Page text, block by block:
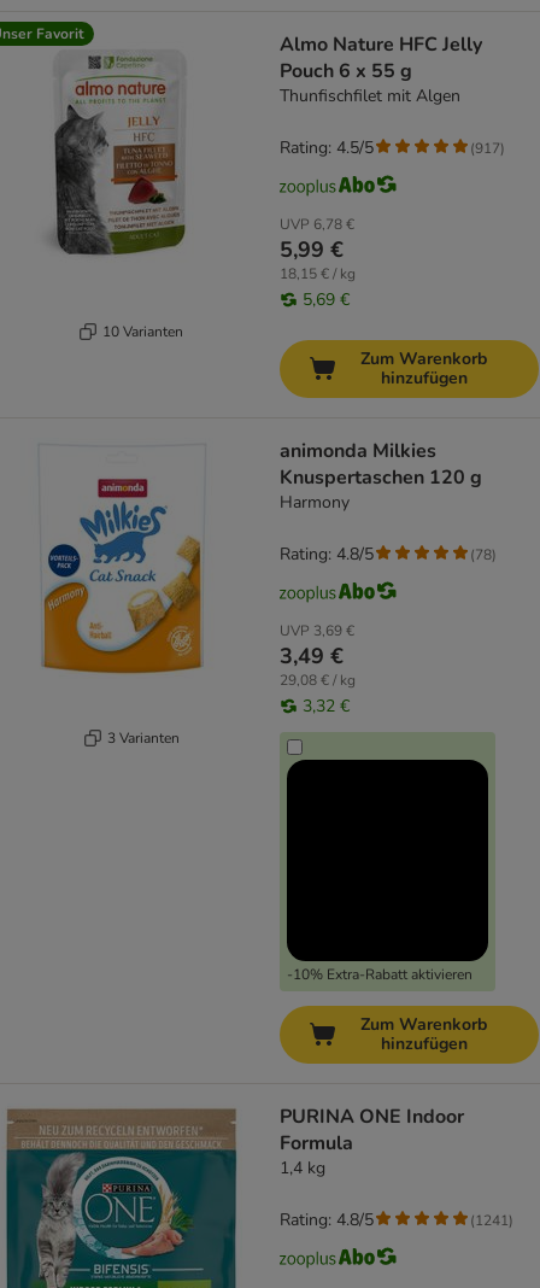
Favorit
10 Varianten
Almo Nature HFC Jelly
Pouch 6 x 55 g
Thunfischfilet mit Algen
UVP 6,78 €
5,99 €
18,15 € / kg
5,69 €
Rating: 4.5/5 (917)
Zum Warenkorb
hinzufügen
3 Varianten
animonda Milkies
Knuspertaschen 120 g
Harmony
UVP 3,69 €
3,49 €
29,08 € / kg
3,32 €
-10% Extra-Rabatt aktivieren
Rating: 4.8/5 (78)
Zum Warenkorb
hinzufügen
PURINA ONE Indoor
Formula
1,4 kg
Rating: 4.8/5 (1241)